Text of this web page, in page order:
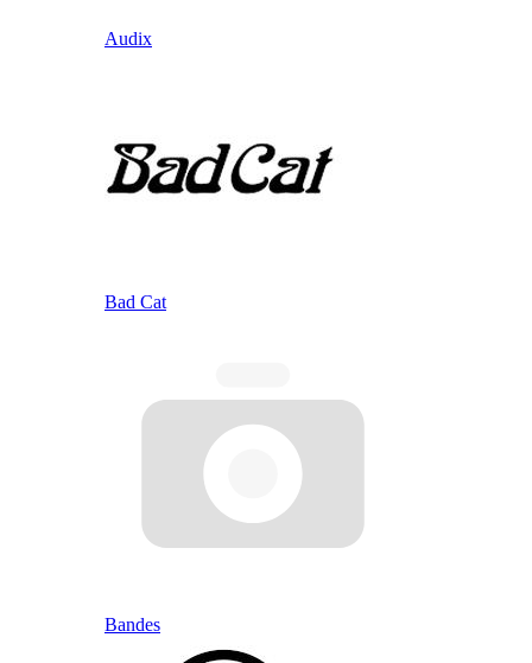
Audix
Bad Cat
Bandes